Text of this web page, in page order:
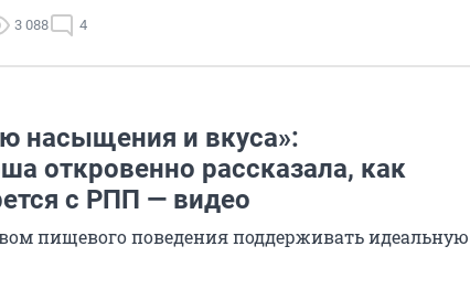
3 088 4
насыщения и вкуса»:
откровенно рассказала, как
с РПП — видео
пищевого поведения поддерживать идеальную